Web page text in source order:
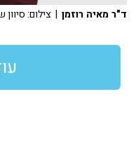
ד"ר מאיה רוזמן | צילום: סיוון